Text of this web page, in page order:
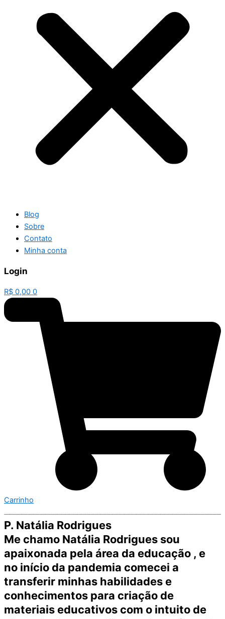
Blog
Sobre
Contato
Minha conta
Login
R$ 0,00 0
Carrinho
P. Natália Rodrigues
Me chamo Natália Rodrigues sou
apaixonada pela área da educação , e
no início da pandemia comecei a
transferir minhas habilidades e
conhecimentos para criação de
materiais educativos com o intuito de